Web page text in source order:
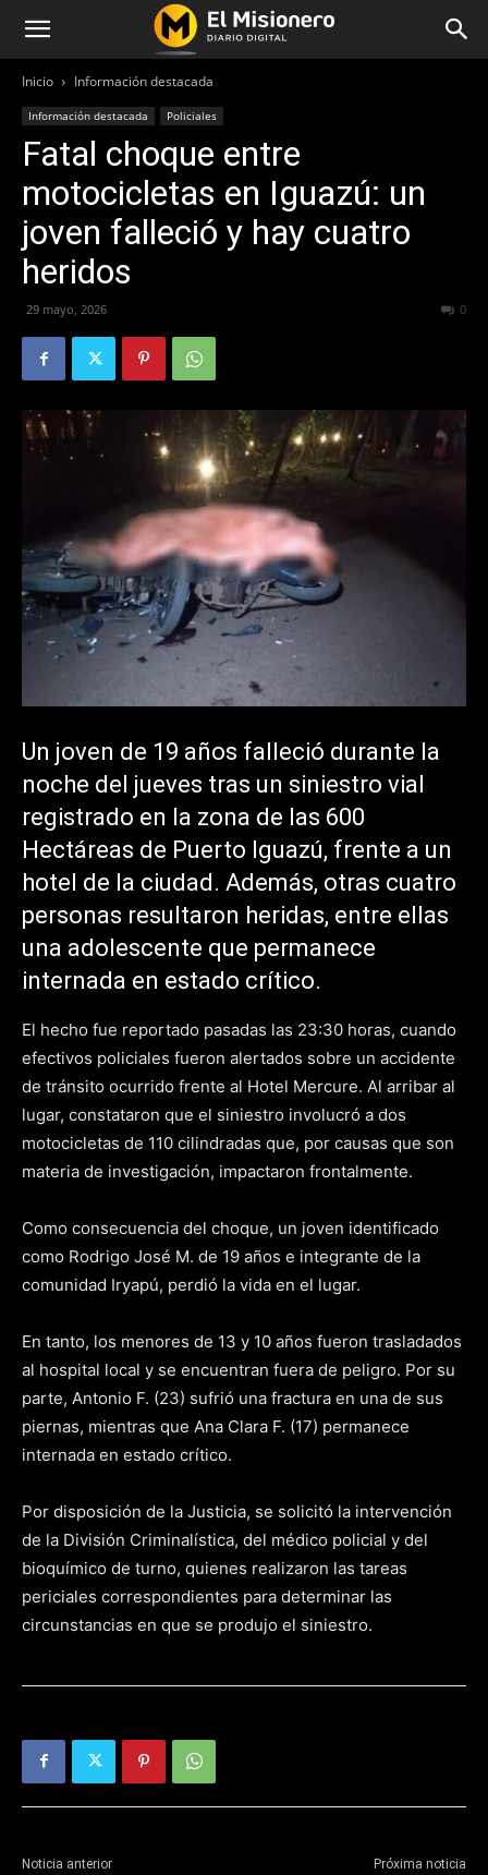
Inicio Información destacada
Información destacada Policiales
Fatal choque entre
motocicletas en Iguazú: un
joven falleció y hay cuatro
heridos
29 mayo, 2026 0
Un joven de 19 años falleció durante la
noche del jueves tras un siniestro vial
registrado en la zona de las 600
Hectáreas de Puerto Iguazú, frente a un
hotel de la ciudad. Además, otras cuatro
personas resultaron heridas, entre ellas
una adolescente que permanece
internada en estado crítico.
El hecho fue reportado pasadas las 23:30 horas, cuando
efectivos policiales fueron alertados sobre un accidente
de tránsito ocurrido frente al Hotel Mercure. Al arribar al
lugar, constataron que el siniestro involucró a dos
motocicletas de 110 cilindradas que, por causas que son
materia de investigación, impactaron frontalmente.
Como consecuencia del choque, un joven identificado
como Rodrigo José M. de 19 años e integrante de la
comunidad Iryapú, perdió la vida en el lugar.
En tanto, los menores de 13 y 10 años fueron trasladados
al hospital local y se encuentran fuera de peligro. Por su
parte, Antonio F. (23) sufrió una fractura en una de sus
piernas, mientras que Ana Clara F. (17) permanece
internada en estado crítico.
Por disposición de la Justicia, se solicitó la intervención
de la División Criminalística, del médico policial y del
bioquímico de turno, quienes realizaron las tareas
periciales correspondientes para determinar las
circunstancias en que se produjo el siniestro.
Noticia anterior Próxima noticia